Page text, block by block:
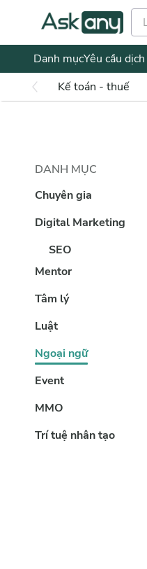
Danh mụcYêu cầu
Kế toán - thuế
DANH MỤC
Chuyên gia
Digital Marketing
SEO
Mentor
Tâm lý
Luật
Ngoại ngữ
Event
MMO
Trí tuệ nhân tạo